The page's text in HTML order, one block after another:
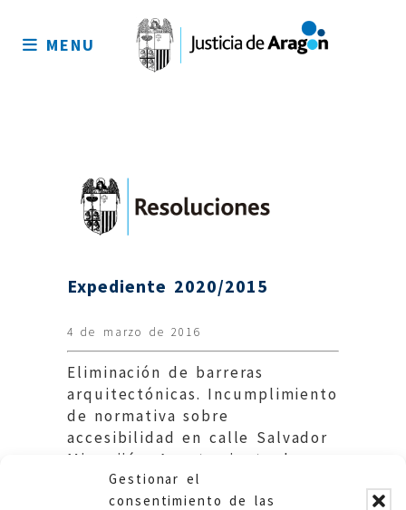
Gestionar el
consentimiento de las
sitio
MENU
Expediente 2020/2015
4 de marzo de 2016
Eliminación de barreras
arquitectónicas. Incumplimiento
de normativa sobre
accesibilidad en calle Salvador
Minguijón. Ayuntamiento de
Zaragoza.